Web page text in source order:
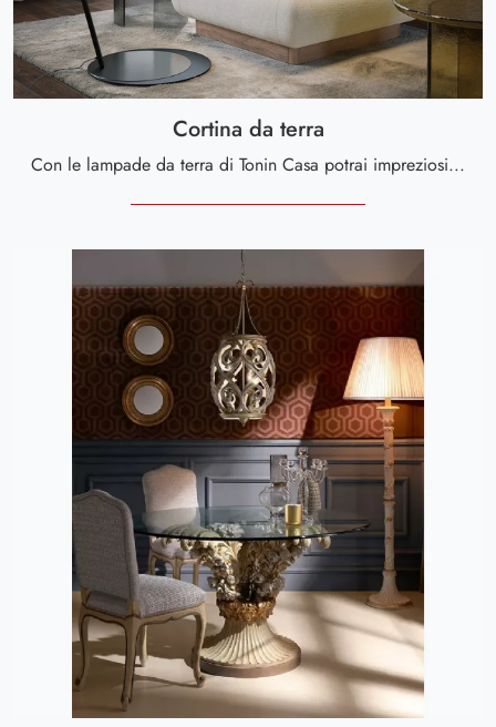
Cortina da terra
Con le lampade da terra di Tonin Casa potrai impreziosire i tuoi interni: clicca e scopri Cortina da terra!